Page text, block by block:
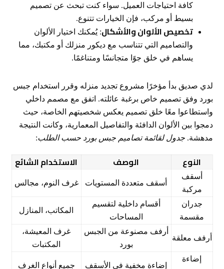
كافة احتياجات العميل. سواء كنت تبحث عن تصميم
بسيط أو مركب، فإن الخيارات تتنوع.
تخصيص الألوان والأشكال: يُمكنك اختيار الألوان
والتصاميم التي تتناسب مع ديكور منزلك أو مكتبك، مما
يساهم في خلق جوًا متجانسًا ومتناغمًا.
لدي صديق بدأ مؤخرًا مشروع تجديد منزله وقرر استخدام جبس
بورد وفق تصميم خاص برغبة عائلته. اتفق مع مصمم داخلي
واستطاعوا معًا خلق تصميم يعكس شخصيتهم الخاصة، حيث
دمجوا بين الألوان الدافئة والتفاصيل المعمارية، وكانت النتيجة
مدهشة.جدول لقائمة تصاميم جبس بورد حسب الطلب:
النوع الوصف الاستخدام الشائع
أسقف
مركبة
أسقف متعددة المستويات غرف النوم، مجالس
جدران
مقسمة
أقسام داخلية لتقسيم
المساحات
المكاتب، المنازل
أرفف معلقة
أرفف مصنوعة من الجبس
بورد
غرف المعيشة،
المكتبات
إضاءة
إضاءة مخفية في الأسقف جميع أنواع الغرف